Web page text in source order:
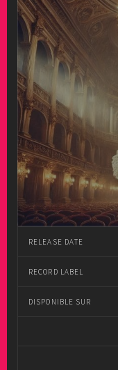
RELEASE DATE
RECORD LABEL
DISPONIBLE SUR